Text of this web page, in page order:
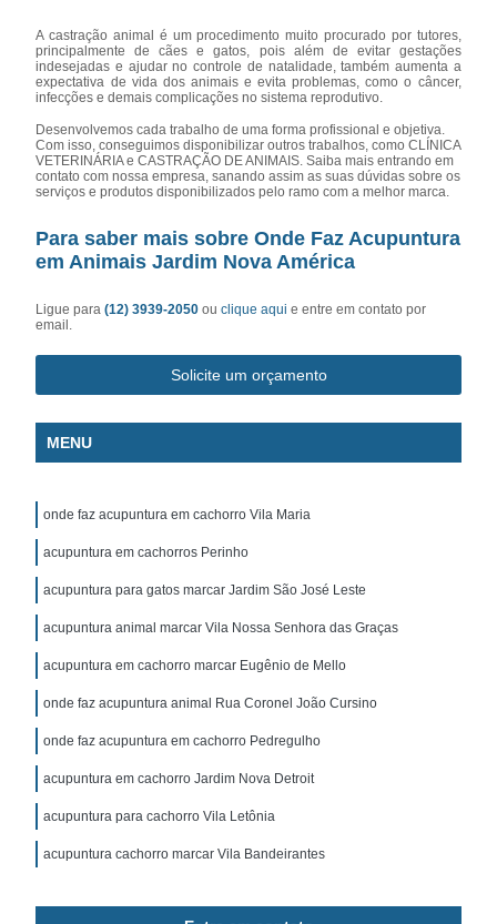
A castração animal é um procedimento muito procurado por tutores,
principalmente de cães e gatos, pois além de evitar gestações
indesejadas e ajudar no controle de natalidade, também aumenta a
expectativa de vida dos animais e evita problemas, como o câncer,
infecções e demais complicações no sistema reprodutivo.
Desenvolvemos cada trabalho de uma forma profissional e objetiva.
Com isso, conseguimos disponibilizar outros trabalhos, como CLÍNICA
VETERINÁRIA e CASTRAÇÃO DE ANIMAIS. Saiba mais entrando em
contato com nossa empresa, sanando assim as suas dúvidas sobre os
serviços e produtos disponibilizados pelo ramo com a melhor marca.
Para saber mais sobre Onde Faz Acupuntura
em Animais Jardim Nova América
Ligue para(12) 3939-2050ouclique aqui e entre em contato por
email.
Solicite um orçamento
MENU
onde faz acupuntura em cachorro Vila Maria
acupuntura em cachorros Perinho
acupuntura para gatos marcar Jardim São José Leste
acupuntura animal marcar Vila Nossa Senhora das Graças
acupuntura em cachorro marcar Eugênio de Mello
onde faz acupuntura animal Rua Coronel João Cursino
onde faz acupuntura em cachorro Pedregulho
acupuntura em cachorro Jardim Nova Detroit
acupuntura para cachorro Vila Letônia
acupuntura cachorro marcar Vila Bandeirantes